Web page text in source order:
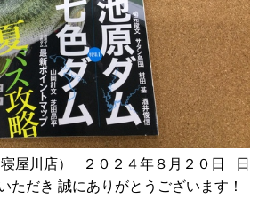
屋川店） ２０２４年８月２０日 日
ただき 誠にありがとうございます！